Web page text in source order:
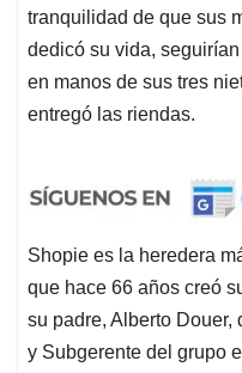
tranquilidad de que sus
dedicó su vida,
en manos de sus tres
entregó las riendas.
Shopie es la heredera
que hace 66 años creó
su padre, Alberto
y Subgerente del grupo